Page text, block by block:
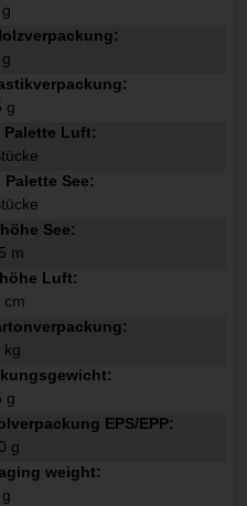
g
Palette Luft:
See:
See:
m
Luft:
cm
kg
g
EPS/EPP:
g
weight: